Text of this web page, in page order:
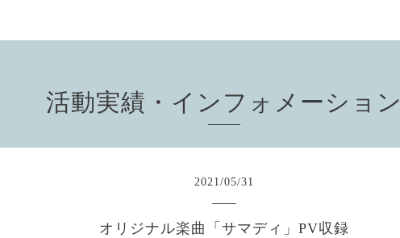
活動実績・インフォメーション
2021/05/31
オリジナル楽曲「サマディ」PV収録